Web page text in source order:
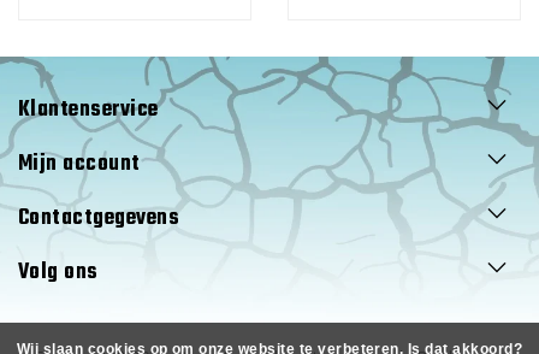
Klantenservice
Mijn account
Contactgegevens
Volg ons
Wij slaan cookies op om onze website te verbeteren. Is dat akkoord?